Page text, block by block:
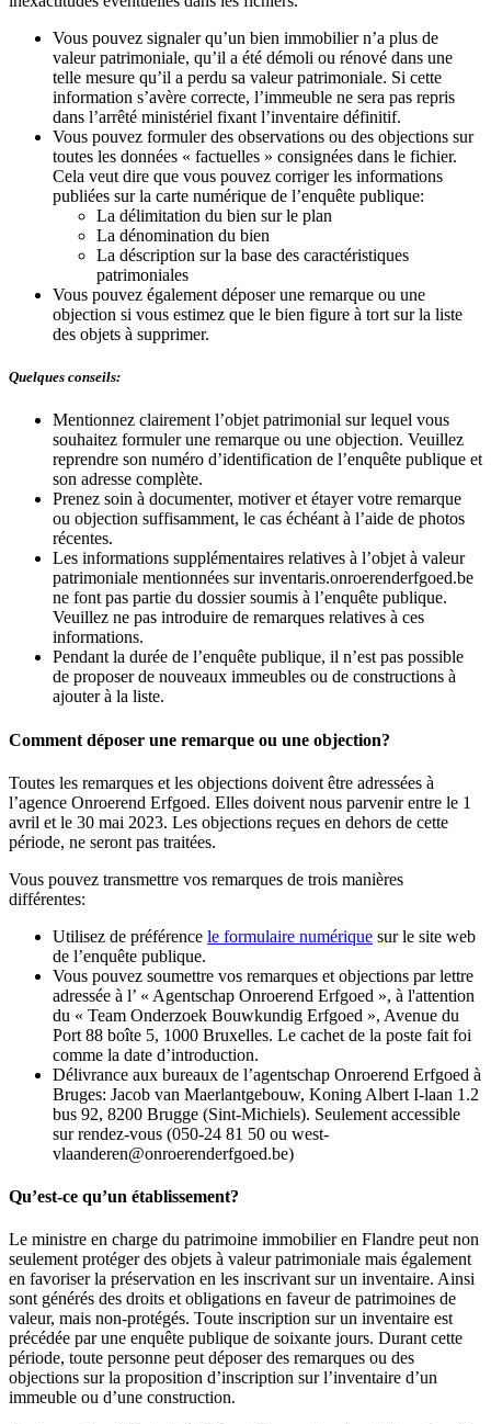
Vous pouvez signaler qu’un bien immobilier n’a plus de
valeur patrimoniale, qu’il a été démoli ou rénové dans une
telle mesure qu’il a perdu sa valeur patrimoniale. Si cette
information s’avère correcte, l’immeuble ne sera pas repris
dans l’arrêté ministériel fixant l’inventaire définitif.
Vous pouvez formuler des observations ou des objections sur
toutes les données « factuelles » consignées dans le fichier.
Cela veut dire que vous pouvez corriger les informations
publiées sur la carte numérique de l’enquête publique:
La délimitation du bien sur le plan
La dénomination du bien
La déscription sur la base des caractéristiques
patrimoniales
Vous pouvez également déposer une remarque ou une
objection si vous estimez que le bien figure à tort sur la liste
des objets à supprimer.
Quelques conseils:
Mentionnez clairement l’objet patrimonial sur lequel vous
souhaitez formuler une remarque ou une objection. Veuillez
reprendre son numéro d’identification de l’enquête publique et
son adresse complète.
Prenez soin à documenter, motiver et étayer votre remarque
ou objection suffisamment, le cas échéant à l’aide de photos
récentes.
Les informations supplémentaires relatives à l’objet à valeur
patrimoniale mentionnées sur inventaris.onroerenderfgoed.be
ne font pas partie du dossier soumis à l’enquête publique.
Veuillez ne pas introduire de remarques relatives à ces
informations.
Pendant la durée de l’enquête publique, il n’est pas possible
de proposer de nouveaux immeubles ou de constructions à
ajouter à la liste.
Comment déposer une remarque ou une objection?
Toutes les remarques et les objections doivent être adressées à
l’agence Onroerend Erfgoed. Elles doivent nous parvenir entre le 1
avril et le 30 mai 2023. Les objections reçues en dehors de cette
période, ne seront pas traitées.
Vous pouvez transmettre vos remarques de trois manières
différentes:
Utilisez de préférence le formulaire numérique sur le site web
de l’enquête publique.
Vous pouvez soumettre vos remarques et objections par lettre
adressée à l’ « Agentschap Onroerend Erfgoed », à l'attention
du « Team Onderzoek Bouwkundig Erfgoed », Avenue du
Port 88 boîte 5, 1000 Bruxelles. Le cachet de la poste fait foi
comme la date d’introduction.
Délivrance aux bureaux de l’agentschap Onroerend Erfgoed à
Bruges: Jacob van Maerlantgebouw, Koning Albert I-laan 1.2
bus 92, 8200 Brugge (Sint-Michiels). Seulement accessible
sur rendez-vous (050-24 81 50 ou west-
vlaanderen@onroerenderfgoed.be)
Qu’est-ce qu’un établissement?
Le ministre en charge du patrimoine immobilier en Flandre peut non
seulement protéger des objets à valeur patrimoniale mais également
en favoriser la préservation en les inscrivant sur un inventaire. Ainsi
sont générés des droits et obligations en faveur de patrimoines de
valeur, mais non-protégés. Toute inscription sur un inventaire est
précédée par une enquête publique de soixante jours. Durant cette
période, toute personne peut déposer des remarques ou des
objections sur la proposition d’inscription sur l’inventaire d’un
immeuble ou d’une construction.